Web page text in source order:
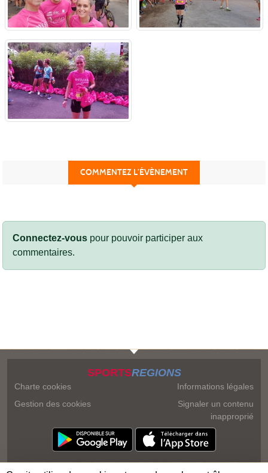
COMMENTEZ L’ÉVÈNEMENT
Connectez-vous pour pouvoir participer aux
commentaires.
SPORTSREGIONS
Charte cookies
Gestion des cookies
Informations légales
Signaler un contenu
inapproprié